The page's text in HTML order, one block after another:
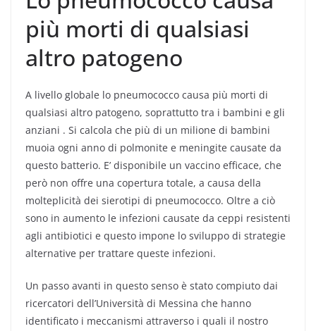
più morti di qualsiasi
altro patogeno
A livello globale lo pneumococco causa più morti di
qualsiasi altro patogeno, soprattutto tra i bambini e gli
anziani . Si calcola che più di un milione di bambini
muoia ogni anno di polmonite e meningite causate da
questo batterio. E’ disponibile un vaccino efficace, che
però non offre una copertura totale, a causa della
molteplicità dei sierotipi di pneumococco. Oltre a ciò
sono in aumento le infezioni causate da ceppi resistenti
agli antibiotici e questo impone lo sviluppo di strategie
alternative per trattare queste infezioni.
Un passo avanti in questo senso è stato compiuto dai
ricercatori dell’Università di Messina che hanno
identificato i meccanismi attraverso i quali il nostro